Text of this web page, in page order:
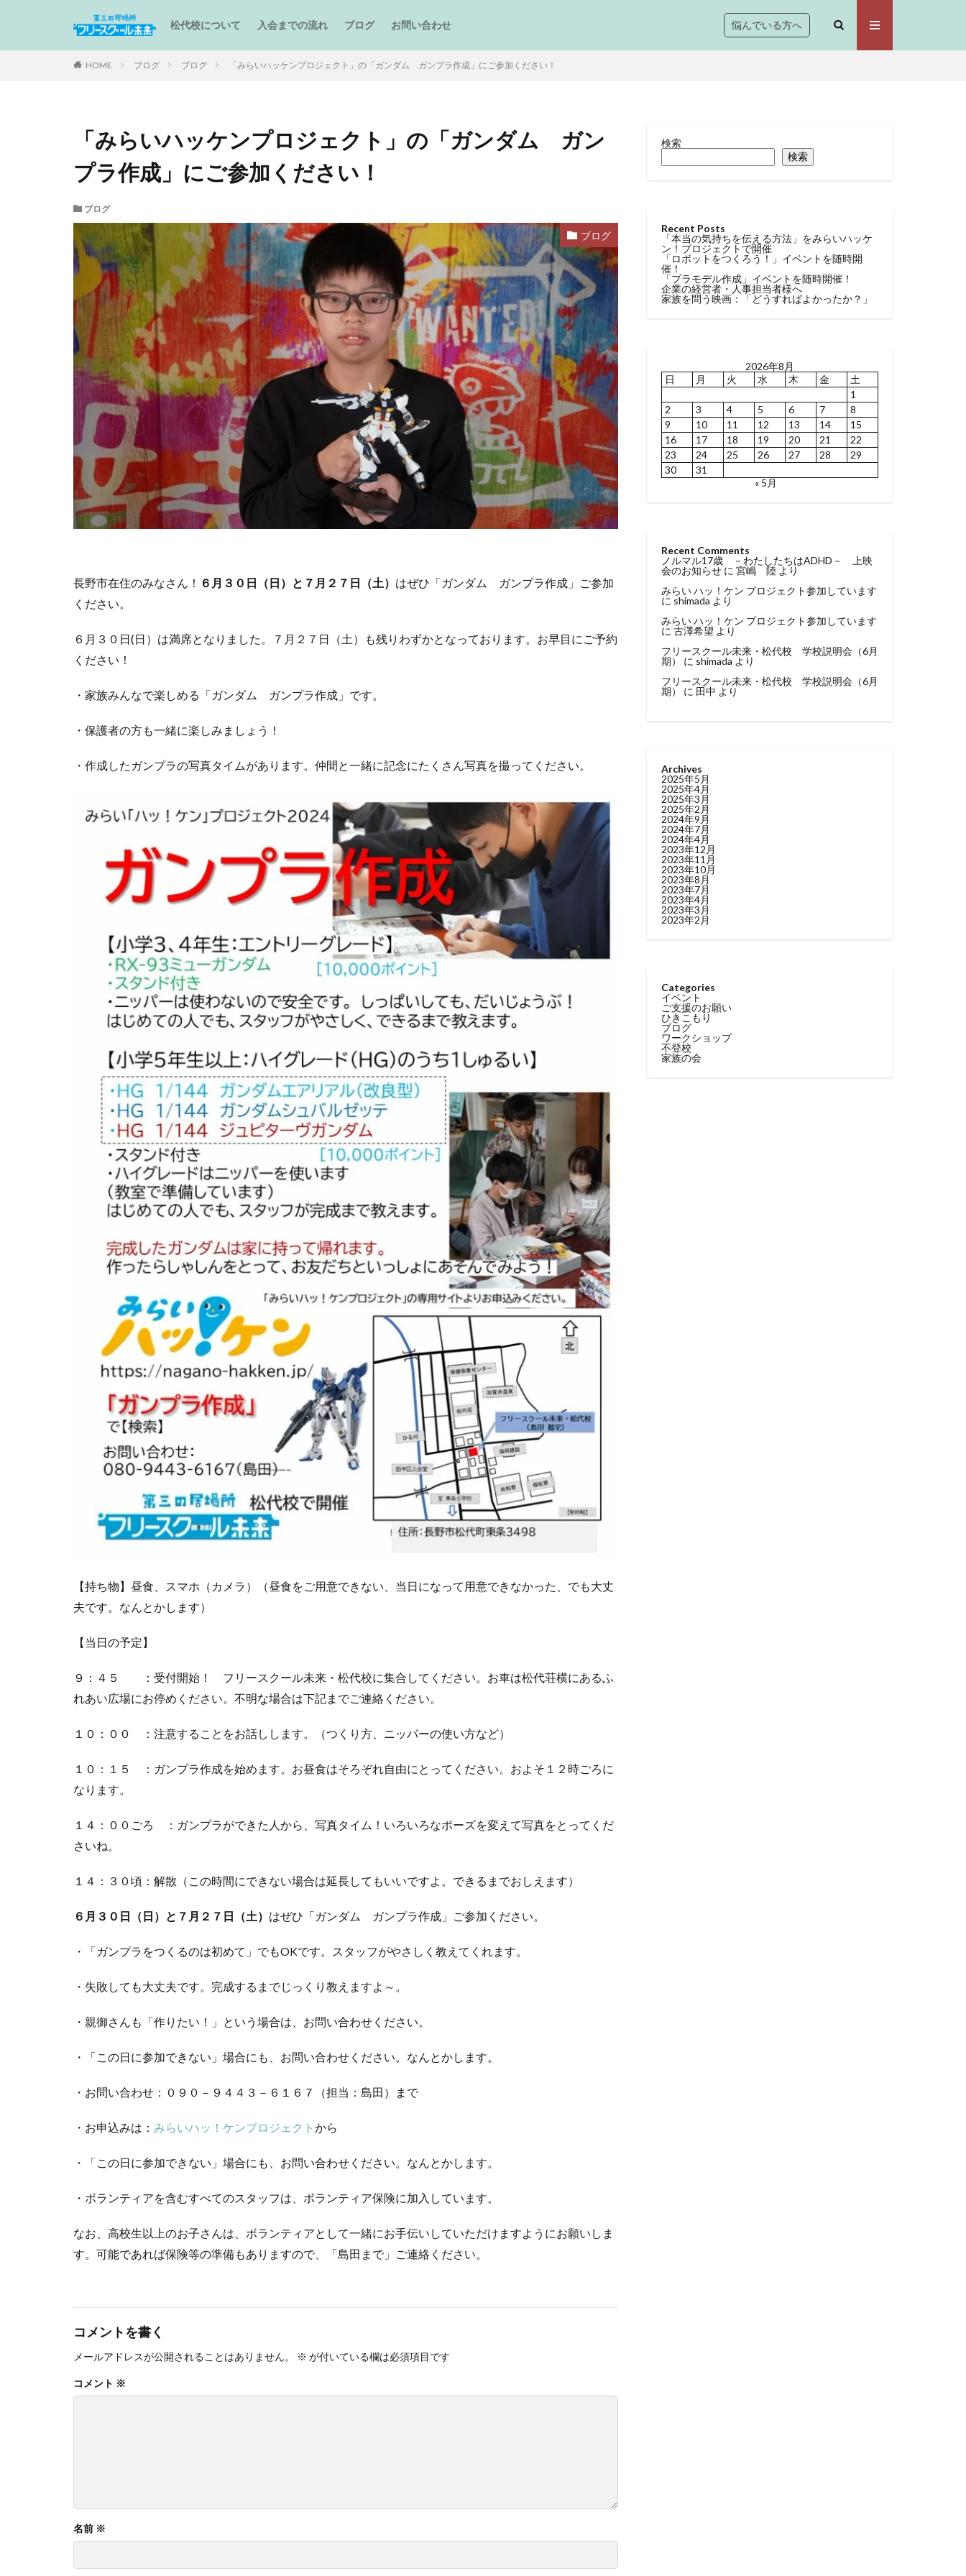
松代校について 入会までの流れ ブログ お問い合わせ 悩んでいる方へ
HOME ブログ ブログ 「みらいハッケンプロジェクト」の「ガンダム ガンプラ作成」にご参加ください！
「みらいハッケンプロジェクト」の「ガンダム ガン
プラ作成」にご参加ください！
ブログ
ブログ
長野市在住のみなさん！ ６月３０日（日）と７月２７日（土） はぜひ「ガンダム ガンプラ作成」ご参加
ください。
６月３０日(日）は満席となりました。７月２７日（土）も残りわずかとなっております。お早目にご予約
ください！
・家族みんなで楽しめる「ガンダム ガンプラ作成」です。
・保護者の方も一緒に楽しみましょう！
・作成したガンプラの写真タイムがあります。仲間と一緒に記念にたくさん写真を撮ってください。
【持ち物】昼食、スマホ（カメラ）（昼食をご用意できない、当日になって用意できなかった、でも大丈
夫です。なんとかします）
【当日の予定】
９：４５ ：受付開始！ フリースクール未来・松代校に集合してください。お車は松代荘横にあるふ
れあい広場にお停めください。不明な場合は下記までご連絡ください。
１０：００ ：注意することをお話しします。（つくり方、ニッパーの使い方など）
１０：１５ ：ガンプラ作成を始めます。お昼食はそろぞれ自由にとってください。およそ１２時ごろに
なります。
１４：００ごろ ：ガンプラができた人から、写真タイム！いろいろなポーズを変えて写真をとってくだ
さいね。
１４：３０頃：解散（この時間にできない場合は延長してもいいですよ。できるまでおしえます）
６月３０日（日）と７月２７日（土） はぜひ「ガンダム ガンプラ作成」ご参加ください。
・「ガンプラをつくるのは初めて」でもOKです。スタッフがやさしく教えてくれます。
・失敗しても大丈夫です。完成するまでじっくり教えますよ～。
・親御さんも「作りたい！」という場合は、お問い合わせください。
・「この日に参加できない」場合にも、お問い合わせください。なんとかします。
・お問い合わせ：０９０－９４４３－６１６７（担当：島田）まで
・お申込みは： みらいハッ！ケンプロジェクト から
・「この日に参加できない」場合にも、お問い合わせください。なんとかします。
・ボランティアを含むすべてのスタッフは、ボランティア保険に加入しています。
なお、高校生以上のお子さんは、ボランティアとして一緒にお手伝いしていただけますようにお願いしま
す。可能であれば保険等の準備もありますので、「島田まで」ご連絡ください。
コメントを書く
メールアドレスが公開されることはありません。 ※ が付いている欄は必須項目です
コメント ※
名前 ※
検索
検索
Recent Posts
「本当の気持ちを伝える方法」をみらいハッケ
ン！プロジェクトで開催
「ロボットをつくろう！」イベントを随時開
催！
「プラモデル作成」イベントを随時開催！
企業の経営者・人事担当者様へ
家族を問う映画：「どうすればよかったか？」
2026年8月
日
月 火 水 木 金
土
1
2
3 4 5 6 7
8
9
10 11 12 13 14
15
16
17 18 19 20 21
22
23
24 25 26 27 28
29
30
31
« 5月
Recent Comments
ノルマル17歳 －わたしたちはADHD－ 上映
会のお知らせ に 宮嶋 陸 より
みらい ハッ！ケン プロジェクト参加しています
に shimada より
みらい ハッ！ケン プロジェクト参加しています
に 古澤希望 より
フリースクール未来・松代校 学校説明会（6月
期）
に shimada より
フリースクール未来・松代校 学校説明会（6月
期）
に 田中 より
Archives
2025年5月
2025年4月
2025年3月
2025年2月
2024年9月
2024年7月
2024年4月
2023年12月
2023年11月
2023年10月
2023年8月
2023年7月
2023年4月
2023年3月
2023年2月
Categories
イベント
ご支援のお願い
ひきこもり
ブログ
ワークショップ
不登校
家族の会